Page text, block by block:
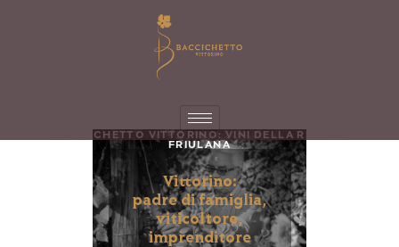
BACCICHETTO VITTORINO: VINI DELLA RIVIERA
FRIULANA
Vittorino:
padre di famiglia,
viticoltore,
imprenditore